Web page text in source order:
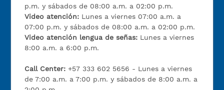
p.m. y sábados de 08:00 a.m. a 02:00 p.m.
Video atención: Lunes a viernes 07:00 a.m. a
07:00 p.m. y sábados de 08:00 a.m. a 02:00 p.m.
Video atención lengua de señas: Lunes a viernes
8:00 a.m. a 6:00 p.m.
Call Center:+57 333 602 5656 - Lunes a viernes
de 7:00 a.m. a 7:00 p.m. y sábados de 8:00 a.m. a